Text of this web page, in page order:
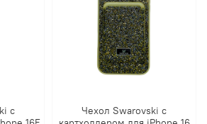
с
Чехол Swarovski с